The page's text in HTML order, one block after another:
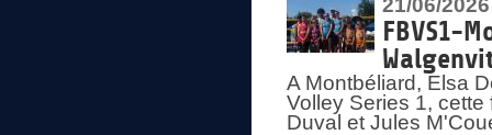
21/06/2026
FBVS1-
A Montbéliard, Elsa
Volley Series 1,
Duval et Jules